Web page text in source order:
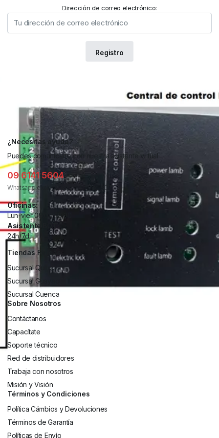
Dirección de correo electrónico:
¿Necesitas ayuda?
Puedes comunicarte con nuestra asistente virtual
09 6141 5604
Whatsapp exclusivo de asistente BOT.
Oficinas:
Lun-vier 09:00-18:00
Asistente BOT:
24h/7d
Tiendas Físicas
Sucursal Quito
Sucursal Guayaquil
Sucursal Cuenca
Sobre Nosotros
Contáctanos
Capacítate
Soporte técnico
Red de distribuidores
Trabaja con nosotros
Misión y Visión
Términos y Condiciones
Política Cámbios y Devoluciones
Términos de Garantía
Políticas de Envío